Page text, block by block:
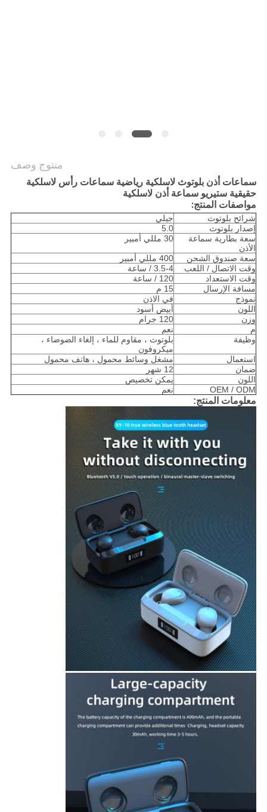
منتوج وصف
سماعات أذن بلوتوث لاسلكية رياضية سماعات رأس لاسلكية
حقيقية ستيريو سماعة أذن لاسلكية
مواصفات المنتج:
شرائح بلوتوث
جيلي
إصدار بلوتوث
5.0
سعة بطارية سماعة
الأذن
30 مللي أمبير
سعة صندوق الشحن
400 مللي أمبير
وقت الاتصال / اللعب
3.5-4 / ساعة
وقت الاستعداد
120 / ساعة
مسافة الإرسال
15 م
نموذج
في الاذن
اللون
أبيض أسود
وزن
120 جرام
م
نعم
وظيفة
بلوتوث ، مقاوم للماء ، إلغاء الضوضاء ،
ميكروفون
استعمال
مشغل وسائط محمول ، هاتف محمول
ضمان
12 شهر
اللون
يمكن تخصيص
OEM / ODM
نعم
معلومات المنتج: